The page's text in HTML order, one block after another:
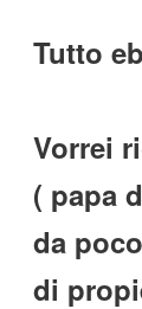
Tutto
Vorrei
( papa
da
di